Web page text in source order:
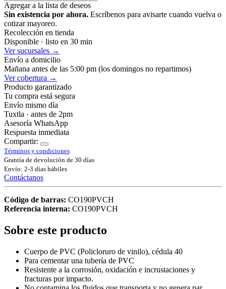
Agregar a la lista de deseos
Sin existencia por ahora. Escríbenos para avisarte cuando vuelva o
cotizar mayoreo.
Recolección en tienda
Disponible · listo en 30 min
Ver sucursales →
Envío a domicilio
Mañana antes de las 5:00 pm (los domingos no repartimos)
Ver cobertura →
Producto garantizado
Tu compra está segura
Envío mismo día
Tuxtla · antes de 2pm
Asesoría WhatsApp
Respuesta inmediata
Compartir:
Términos y condiciones
Grantía de devolución de 30 días
Envío: 2-3 días hábiles
Contáctanos
Código de barras: CO190PVCH
Referencia interna: CO190PVCH
Sobre este producto
Cuerpo de PVC (Policloruro de vinilo), cédula 40
Para cementar una tubería de PVC
Resistente a la corrosión, oxidación e incrustaciones y
fracturas por impacto.